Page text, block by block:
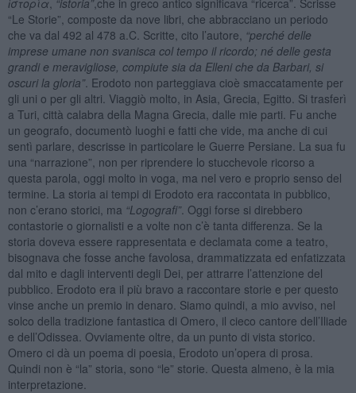
“Le Storie”, composte da nove libri, che abbracciano un periodo
che va dal 492 al 478 a.C. Scritte, cito l’autore, “perché delle
imprese umane non svanisca col tempo il ricordo; né delle gesta
grandi e meravigliose, compiute sia da Elleni che da Barbari, si
oscuri la gloria”. Erodoto non parteggiava cioè smaccatamente per
gli uni o per gli altri. Viaggiò molto, in Asia, Grecia, Egitto. Si trasferì
a Turi, città calabra della Magna Grecia, dalle mie parti. Fu anche
un geografo, documentò luoghi e fatti che vide, ma anche di cui
sentì parlare, descrisse in particolare le Guerre Persiane. La sua fu
una “narrazione”, non per riprendere lo stucchevole ricorso a
questa parola, oggi molto in voga, ma nel vero e proprio senso del
termine. La storia ai tempi di Erodoto era raccontata in pubblico,
non c’erano storici, ma “Logografi”. Oggi forse si direbbero
contastorie o giornalisti e a volte non c’è tanta differenza. Se la
storia doveva essere rappresentata e declamata come a teatro,
bisognava che fosse anche favolosa, drammatizzata ed enfatizzata
dal mito e dagli interventi degli Dei, per attrarre l’attenzione del
pubblico. Erodoto era il più bravo a raccontare storie e per questo
vinse anche un premio in denaro. Siamo quindi, a mio avviso, nel
solco della tradizione fantastica di Omero, il cieco cantore dell’Iliade
e dell’Odissea. Ovviamente oltre, da un punto di vista storico.
Omero ci dà un poema di poesia, Erodoto un’opera di prosa.
Quindi non è “la” storia, sono “le” storie. Questa almeno, è la mia
interpretazione.